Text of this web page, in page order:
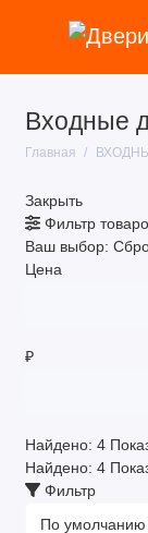
Входные
Главная
Закрыть
Фильтр
Ваш выбор:
Цена
₽
Найдено: 4
Найдено: 4
Фильтр
В квартиру
Показать все